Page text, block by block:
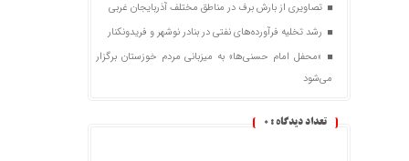
تصاویری از بارش برف در مناطق مختلف آذربایجان غربی
رشد تخلیه فرآورده‌های نفتی در بنادر نوشهر و فریدونکنار
«محفل امام حسنی‌ها» به میزبانی مردم خوزستان برگزار
می‌شود
تعداد دیدگاه : 0